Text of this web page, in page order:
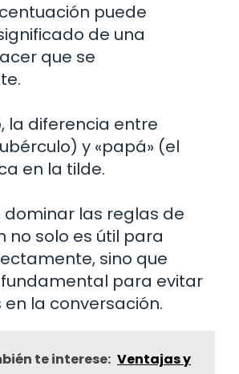
puede
de una
que se
la diferencia entre
y «papá» (el
en la tilde.
dominar las reglas de
no solo es útil para
sino que
para evitar
la conversación.
te interese: Ventajas y